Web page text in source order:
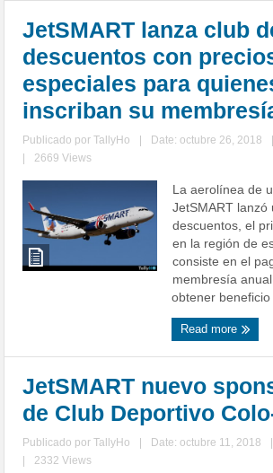
JetSMART lanza club
descuentos con
especiales para
inscriban su
Publicado porTallyHo Date: octubre 26, 2018
2669 Views
La aerolínea de
JetSMART lanzó
descuentos, el
en la región de
consiste en el
membresía
obtener beneficio
Read more
JetSMART nuevo
de Club Deportivo
Publicado porTallyHo Date: octubre 11, 2018
2332 Views